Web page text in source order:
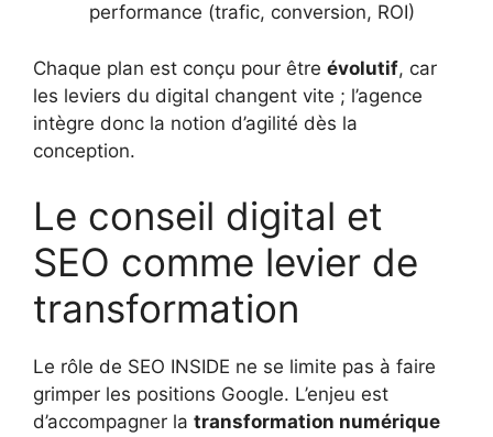
performance (trafic, conversion, ROI)
Chaque plan est conçu pour être évolutif, car
les leviers du digital changent vite ; l’agence
intègre donc la notion d’agilité dès la
conception.
Le conseil digital et
SEO comme levier de
transformation
Le rôle de SEO INSIDE ne se limite pas à faire
grimper les positions Google. L’enjeu est
d’accompagner la transformation numérique